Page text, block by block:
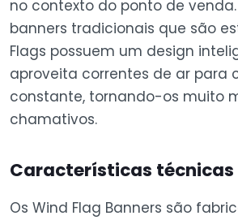
no contexto do ponto de
banners tradicionais que são
Flags possuem um design
aproveita correntes de ar para
constante, tornando-os muito
chamativos.
Características
Os Wind Flag Banners são